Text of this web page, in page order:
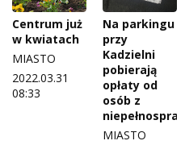
Centrum już
w kwiatach
MIASTO
2022.03.31
08:33
Na parkingu
przy
Kadzielni
pobierają
opłaty od
osób z
MIASTO